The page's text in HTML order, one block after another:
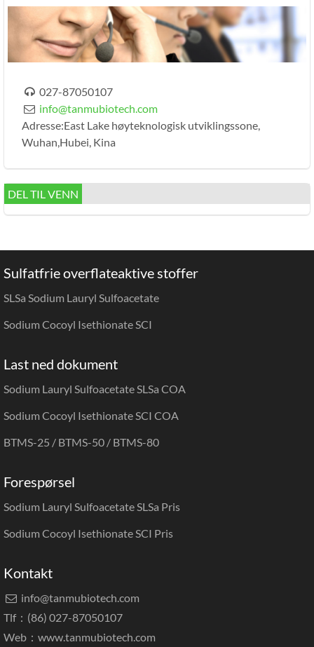
 027-87050107
 info@tanmubiotech.com
Adresse:East Lake høyteknologisk utviklingssone,
Wuhan,Hubei, Kina
DEL TIL VENN
Sulfatfrie overflateaktive stoffer
SLSa Sodium Lauryl Sulfoacetate
Sodium Cocoyl Isethionate SCI
Last ned dokument
Sodium Lauryl Sulfoacetate SLSa COA
Sodium Cocoyl Isethionate SCI COA
BTMS-25 / BTMS-50 / BTMS-80
Forespørsel
Sodium Lauryl Sulfoacetate SLSa Pris
Sodium Cocoyl Isethionate SCI Pris
Kontakt
 info@tanmubiotech.com
Tlf：(86) 027-87050107
Web： www.tanmubiotech.com